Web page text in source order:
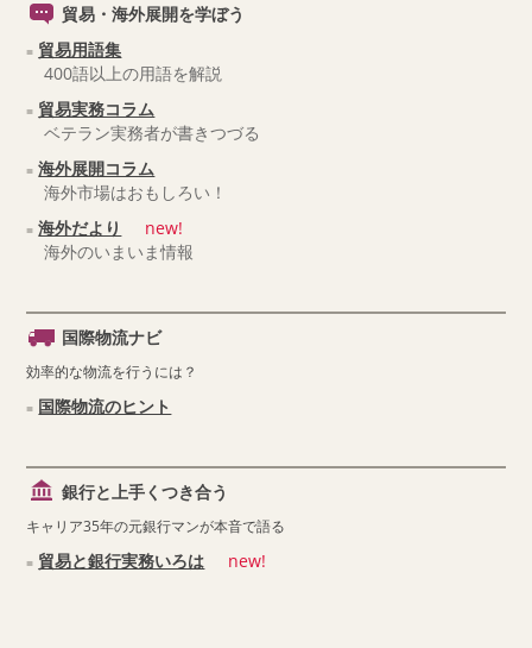
貿易・海外展開を学ぼう
貿易用語集
400語以上の用語を解説
貿易実務コラム
ベテラン実務者が書きつづる
海外展開コラム
海外市場はおもしろい！
海外だより
new!
海外のいまいま情報
国際物流ナビ
効率的な物流を行うには？
国際物流のヒント
銀行と上手くつき合う
キャリア35年の元銀行マンが本音で語る
貿易と銀行実務いろは new!